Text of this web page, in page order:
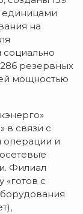
единицами
на
резервных
мощностью
в связи с
операции и
Филиал
«готов с